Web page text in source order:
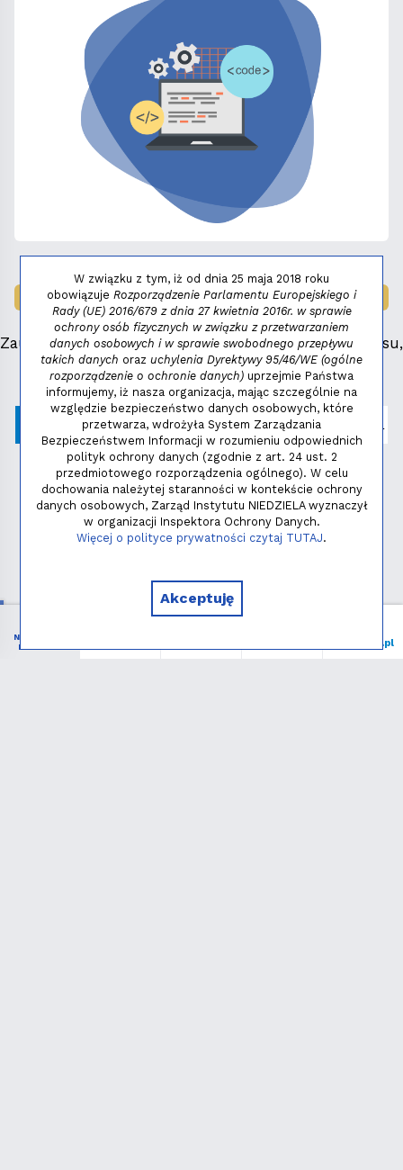
LAUREAT NAGRODY:MAŁY FENIKS 2025
Zauważyłeś błąd, masz propozycje dotyczące serwisu,
napisz:niezbednik@niedziela.pl
Polityka prywatności
Copyright © 2026 - Instytut NIEDZIELA
NIEZBĘDNIK
KATOLIKA
niedziela.pl
W związku z tym, iż od dnia 25 maja 2018 roku
obowiązuje Rozporządzenie Parlamentu Europejskiego i
Rady (UE) 2016/679 z dnia 27 kwietnia 2016r. w sprawie
ochrony osób fizycznych w związku z przetwarzaniem
danych osobowych i w sprawie swobodnego przepływu
takich danych oraz uchylenia Dyrektywy 95/46/WE (ogólne
rozporządzenie o ochronie danych) uprzejmie Państwa
informujemy, iż nasza organizacja, mając szczególnie na
względzie bezpieczeństwo danych osobowych, które
przetwarza, wdrożyła System Zarządzania
Bezpieczeństwem Informacji w rozumieniu odpowiednich
polityk ochrony danych (zgodnie z art. 24 ust. 2
przedmiotowego rozporządzenia ogólnego). W celu
dochowania należytej staranności w kontekście ochrony
danych osobowych, Zarząd Instytutu NIEDZIELA wyznaczył
w organizacji Inspektora Ochrony Danych.
Więcej o polityce prywatności czytaj TUTAJ.
Akceptuję